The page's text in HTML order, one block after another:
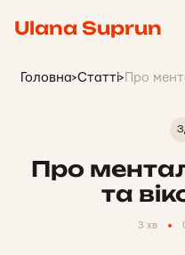
Ulana Suprun
Головна>Статті> Про
Про
та
3 хв